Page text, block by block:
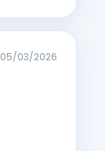
05/03/2026